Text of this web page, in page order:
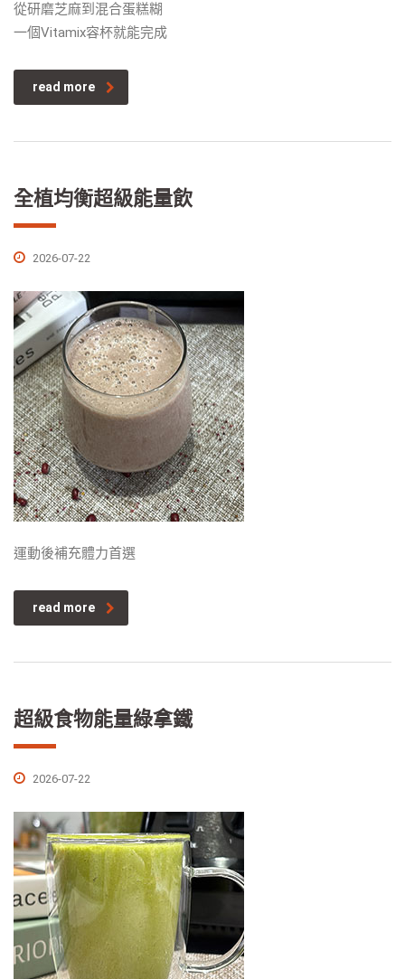
從研磨芝麻到混合蛋糕糊
一個Vitamix容杯就能完成
read more
全植均衡超級能量飲
2026-07-22
運動後補充體力首選
read more
超級食物能量綠拿鐵
2026-07-22